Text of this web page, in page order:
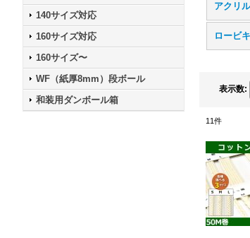
140サイズ対応
160サイズ対応
160サイズ〜
WF（紙厚8mm）段ボール
和装用ダンボール箱
アクリ
ロービ
表示数:
11件